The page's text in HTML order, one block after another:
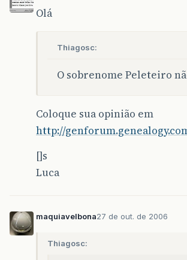
Olá
Thiagosc:
O sobrenome Peleteiro
Coloque sua opinião em
http://
[]s
Luca
maquiavelbona27 de out. de 2006
Thiagosc: